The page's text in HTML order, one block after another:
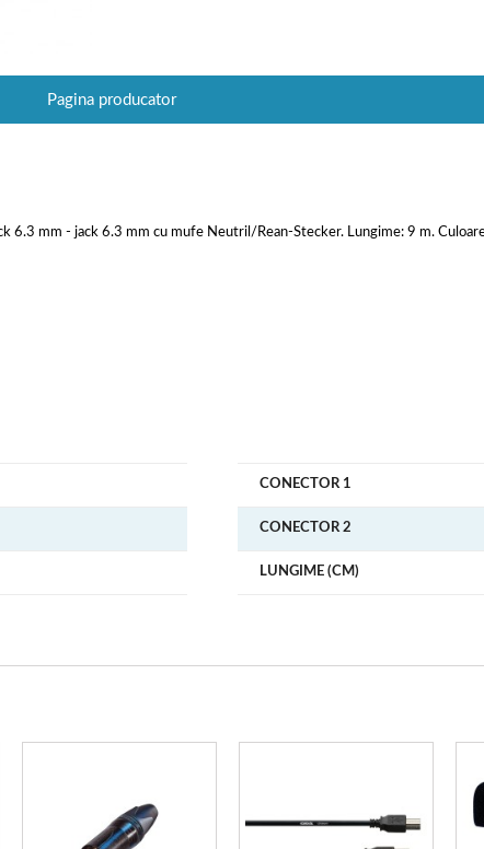
Pagina producator
6.3 mm - jack 6.3 mm cu mufe Neutril/Rean-Stecker. Lungime: 9 m.
CONECTOR 1
CONECTOR 2
LUNGIME (CM)